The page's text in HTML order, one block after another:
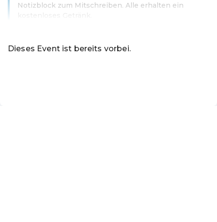
Notizblock zum Mitschreiben. Alle erhalten ein
kostenloses Getränk.
Dieses Event ist bereits vorbei.